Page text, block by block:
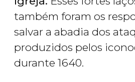
também foram os
salvar a abadia dos
produzidos pelos
durante 1640.